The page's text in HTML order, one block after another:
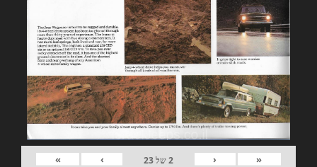
«
‹
2של23
›
»